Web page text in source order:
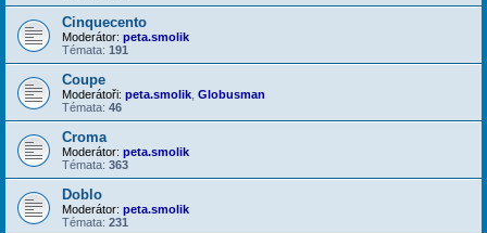
Cinquecento
Moderátor: peta.smolik
Témata: 191
Coupe
Moderátoři: peta.smolik Globusman
Témata: 46
Croma
Moderátor: peta.smolik
Témata: 363
Doblo
Moderátor: peta.smolik
Témata: 231